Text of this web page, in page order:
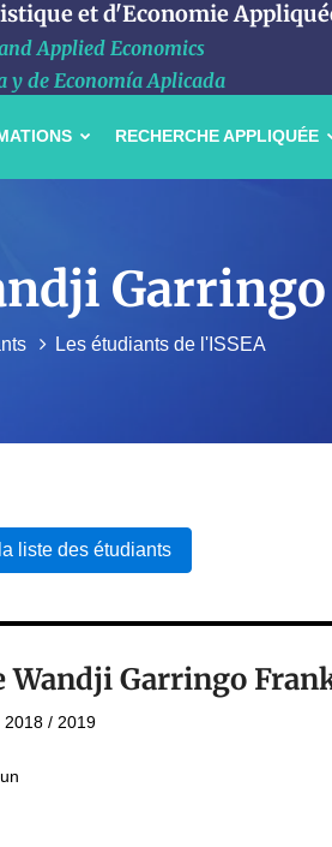
et d'Economie
Applied Economics
de Economía Aplicada
RECHERCHE APPLIQUÉE
Les étudiants de l'ISSEA
liste des étudiants
Wandji Garringo
2018 / 2019